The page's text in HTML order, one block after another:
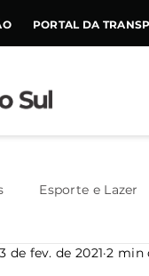
PORTAL DA
Esporte e Lazer
Social Geral
3 de fev. de 2021 2 min